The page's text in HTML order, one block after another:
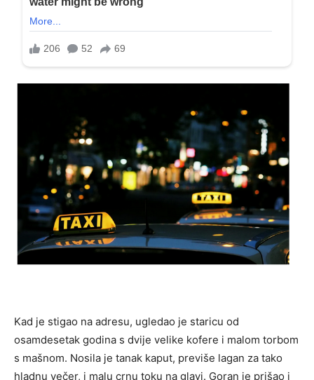
Kad je stigao na adresu, ugledao je staricu od
osamdesetak godina s dvije velike kofere i malom torbom
s mašnom. Nosila je tanak kaput, previše lagan za tako
hladnu večer, i malu crnu toku na glavi. Goran je prišao i